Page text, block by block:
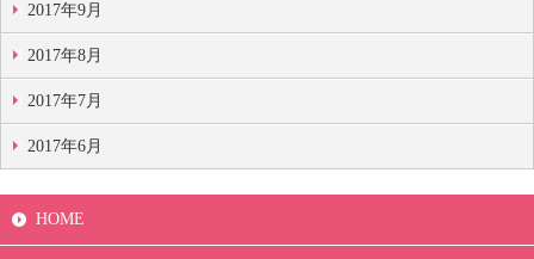
2017年9月
2017年8月
2017年7月
2017年6月
HOME